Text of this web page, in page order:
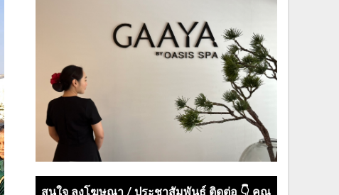
สนใจ ลงโฆษณา / ประชาสัมพันธ์ ติดต่อ 👇 คุณ